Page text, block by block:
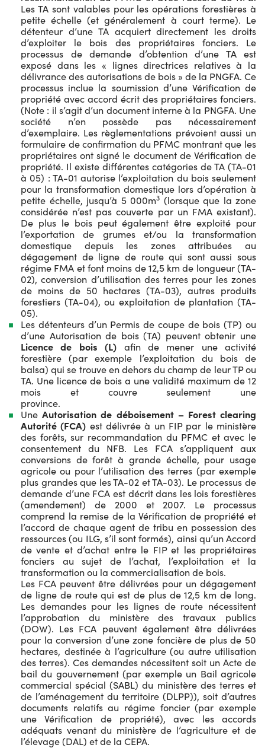
Les TA sont valables pour les opérations forestières à
petite échelle (et généralement à court terme). Le
détenteur d’une TA acquiert directement les droits
d’exploiter le bois des propriétaires fonciers. Le
processus de demande d’obtention d’une TA est
exposé dans les « lignes directrices relatives à la
délivrance des autorisations de bois » de la PNGFA. Ce
processus inclue la soumission d’une Vérification de
propriété avec accord écrit des propriétaires fonciers.
(Note : il s’agit d’un document interne à la PNGFA. Une
société n’en possède pas nécessairement
d’exemplaire. Les règlementations prévoient aussi un
formulaire de confirmation du PFMC montrant que les
propriétaires ont signé le document de Vérification de
propriété. Il existe différentes catégories de TA (TA-01
à 05) : TA-01 autorise l’exploitation du bois seulement
pour la transformation domestique lors d’opération à
petite échelle, jusqu’à 5 000m3 (lorsque que la zone
considérée n’est pas couverte par un FMA existant).
De plus le bois peut également être exploité pour
l’exportation de grumes et/ou la transformation
domestique depuis les zones attribuées au
dégagement de ligne de route qui sont aussi sous
régime FMA et font moins de 12,5 km de longueur (TA-
02), conversion d’utilisation des terres pour les zones
de moins de 50 hectares (TA-03), autres produits
forestiers (TA-04), ou exploitation de plantation (TA-
05).
Les détenteurs d’un Permis de coupe de bois (TP) ou
d’une Autorisation de bois (TA) peuvent obtenir une
Licence de bois (L) afin de mener une activité
forestière (par exemple l’exploitation du bois de
balsa) qui se trouve en dehors du champ de leur TP ou
TA. Une licence de bois a une validité maximum de 12
mois et couvre seulement une
UneAutorisation de déboisement – Forest clearing
Autorité (FCA) est délivrée à un FIP par le ministère
des forêts, sur recommandation du PFMC et avec le
consentement du NFB. Les FCA s’appliquent aux
conversions de forêt à grande échelle, pour usage
agricole ou pour l’utilisation des terres (par exemple
plus grandes que les TA-02 et TA-03). Le processus de
demande d’une FCA est décrit dans les lois forestières
(amendement) de 2000 et 2007. Le processus
comprend la remise de la Vérification de propriété et
l’accord de chaque agent de tribu en possession des
ressources (ou ILG, s’il sont formés), ainsi qu’un Accord
de vente et d’achat entre le FIP et les propriétaires
fonciers au sujet de l’achat, l’exploitation et la
transformation ou la commercialisation de bois.
Les FCA peuvent être délivrées pour un dégagement
de ligne de route qui est de plus de 12,5 km de long.
Les demandes pour les lignes de route nécessitent
l’approbation du ministère des travaux publics
(DOW). Les FCA peuvent également être délivrées
pour la conversion d’une zone foncière de plus de 50
hectares, destinée à l’agriculture (ou autre utilisation
des terres). Ces demandes nécessitent soit un Acte de
bail du gouvernement (par exemple un Bail agricole
commercial spécial (SABL) du ministère des terres et
de l’aménagement du territoire (DLPP)), soit d’autres
documents relatifs au régime foncier (par exemple
une Vérification de propriété), avec les accords
adéquats venant du ministère de l’agriculture et de
l’élevage (DAL) et de la CEPA.